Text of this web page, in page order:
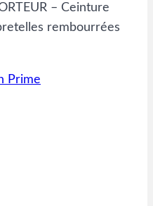
– Ceinture
rembourrées